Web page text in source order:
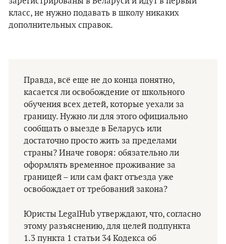
класс, не нужно подавать в школу никаких
дополнительных справок.
Правда, всё еще не до конца понятно,
касается ли освобождение от школьного
обучения всех детей, которые уехали за
границу. Нужно ли для этого официально
сообщать о выезде в Беларусь или
достаточно просто жить за пределами
страны? Иначе говоря: обязательно ли
оформлять временное проживание за
границей – или сам факт отъезда уже
освобождает от требований закона?
Юристы LegalHub утверждают, что, согласно
этому разъяснению, для целей подпункта
1.3 пункта 1 статьи 34 Кодекса об